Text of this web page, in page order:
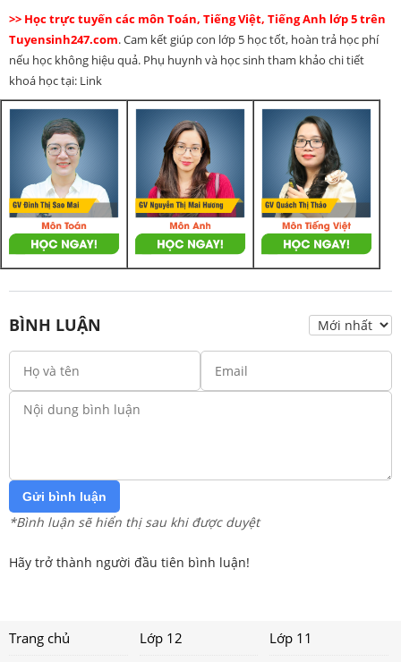
>> Học trực tuyến các môn Toán, Tiếng Việt, Tiếng Anh lớp 5 trên
Tuyensinh247.com. Cam kết giúp con lớp 5 học tốt, hoàn trả học phí
nếu học không hiệu quả. Phụ huynh và học sinh tham khảo chi tiết
khoá học tại: Link
BÌNH LUẬN
Gửi bình luận
*Bình luận sẽ hiển thị sau khi được duyệt
Hãy trở thành người đầu tiên bình luận!
Trang chủ Lớp 12
Lớp 11